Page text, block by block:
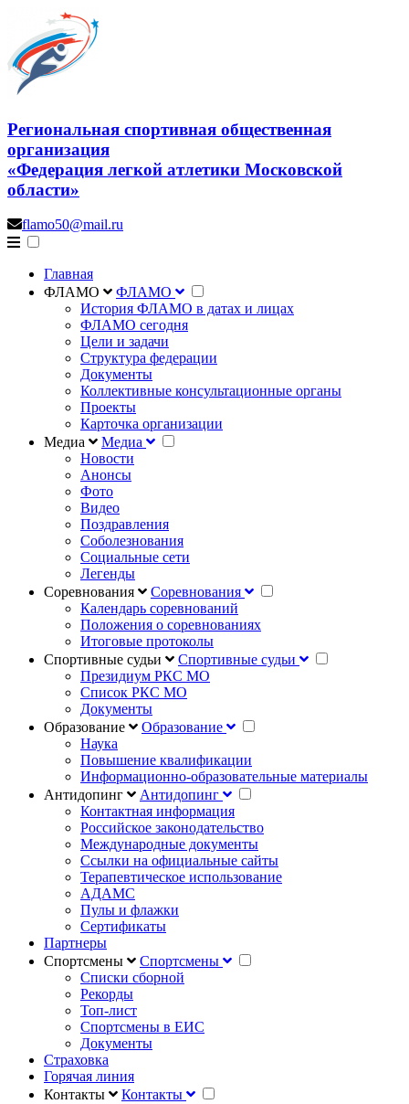
Региональная спортивная общественная
организация
«Федерация легкой атлетики Московской
области»
flamo50@mail.ru
Главная
ФЛАМО
ФЛАМО
История ФЛАМО в датах и лицах
ФЛАМО сегодня
Цели и задачи
Структура федерации
Документы
Коллективные консультационные органы
Проекты
Карточка организации
Медиа
Медиа
Новости
Анонсы
Фото
Видео
Поздравления
Соболезнования
Социальные сети
Легенды
Соревнования
Соревнования
Календарь соревнований
Положения о соревнованиях
Итоговые протоколы
Спортивные судьи
Спортивные судьи
Президиум РКС МО
Список РКС МО
Документы
Образование
Образование
Наука
Повышение квалификации
Информационно-образовательные материалы
Антидопинг
Антидопинг
Контактная информация
Российское законодательство
Международные документы
Ссылки на официальные сайты
Терапевтическое использование
АДАМС
Пулы и флажки
Сертификаты
Партнеры
Спортсмены
Спортсмены
Списки сборной
Рекорды
Топ-лист
Спортсмены в ЕИС
Документы
Страховка
Горячая линия
Контакты
Контакты